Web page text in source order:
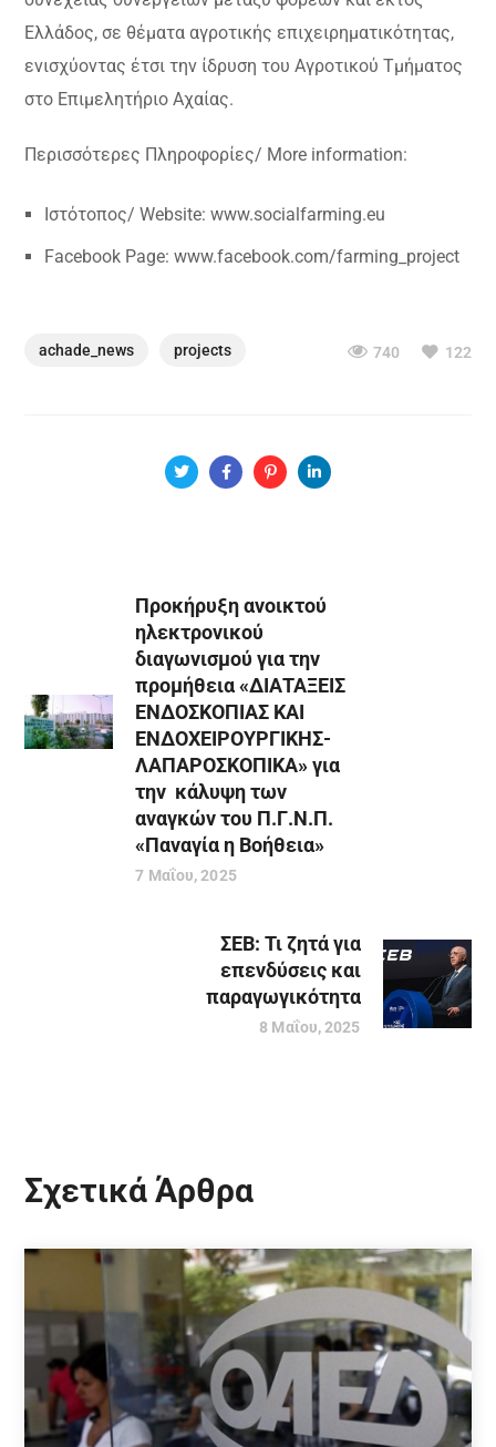
Ελλάδος, σε θέματα αγροτικής επιχειρηματικότητας,
ενισχύοντας έτσι την ίδρυση του Αγροτικού Τμήματος
στο Επιμελητήριο Αχαίας.
Περισσότερες Πληροφορίες/ More information:
Ιστότοπος/ Website: www.socialfarming.eu
Facebook Page: www.facebook.com/farming_project
achade_news projects 740 122
Προκήρυξη ανοικτού
ηλεκτρονικού
διαγωνισμού για την
προμήθεια «ΔΙΑΤΑΞΕΙΣ
ΕΝΔΟΣΚΟΠΙΑΣ ΚΑΙ
ΕΝΔΟΧΕΙΡΟΥΡΓΙΚΗΣ-
ΛΑΠΑΡΟΣΚΟΠΙΚΑ» για
την κάλυψη των
αναγκών του Π.Γ.Ν.Π.
«Παναγία η Βοήθεια»
7 Μαΐου, 2025
ΣΕΒ: Τι ζητά για
επενδύσεις και
παραγωγικότητα
8 Μαΐου, 2025
Σχετικά Άρθρα